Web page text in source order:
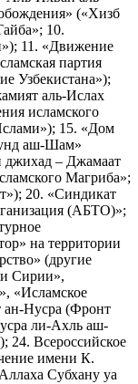
(«Хизб
10.
11. «Движение
партия
Узбекистана»);
аль-Ислах
исламского
15. «Дом
аш-Шам»
джихад – Джамаат
Магриба»;
20. «Синдикат
(АБТО)»;
на территории
(другие
и Сирии»,
«Исламское
ан-Нусра (Фронт
ли-Ахль аш-
Всероссийское
имени К.
Субхану уа